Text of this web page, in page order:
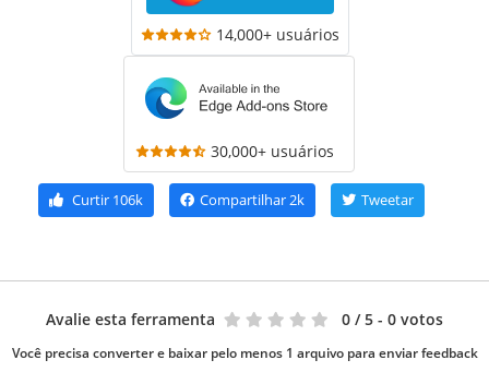
14,000+ usuários
30,000+ usuários
Curtir 106k Compartilhar2k Tweetar
Avalie esta ferramenta 0 / 5 - 0 votos
Você precisa converter e baixar pelo menos 1 arquivo para enviar feedback